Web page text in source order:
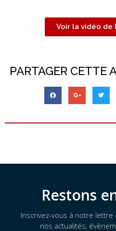
Voir la vidéo de
PARTAGER CETTE
Restons
Inscrivez-vous à notre
nos actualités,